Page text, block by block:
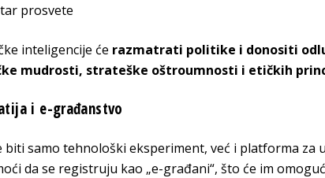
prosvete
inteligencije će razmatrati politike i donositi
mudrosti, strateške oštroumnosti i etičkih
i e-građanstvo
biti samo tehnološki eksperiment, već i platforma za
da se registruju kao „e-građani“, što će im